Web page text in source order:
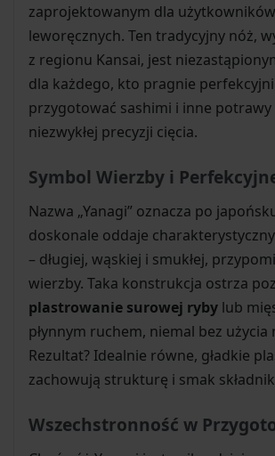
zaprojektowanym dla użytkowników
leworęcznych. Ten tradycyjny nóż,
z regionu Kansai, jest
dla każdego, kto pragnie
przygotować sashimi i inne potrawy
niezwykłej precyzji cięcia.
Symbol Wierzby i
Nazwa „Yanagi” oznacza po
doskonale oddaje
– długiej, wąskiej i smukłej,
wierzby. Taka konstrukcja ostrza
plastrowanie surowej ryby lub
płynnym ruchem, niemal bez użycia
Rezultat? Idealnie równe, gładkie
zachowują strukturę i smak
Wszechstronność w